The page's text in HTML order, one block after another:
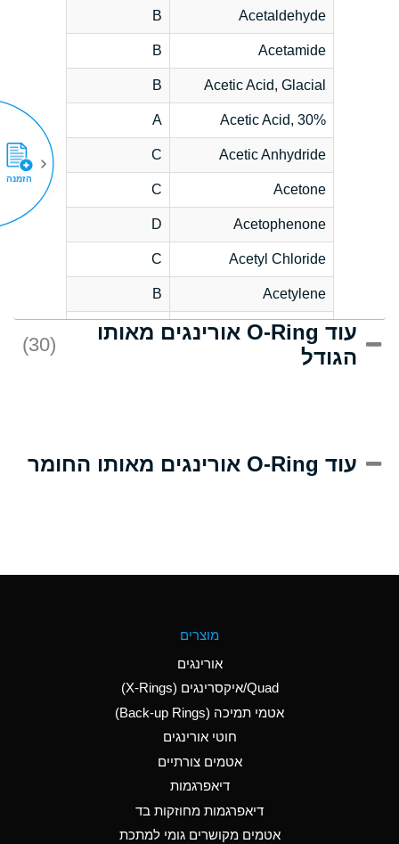
Acetaldehyde
B
Acetamide
B
Acetic Acid, Glacial
B
Acetic Acid, 30%
A
Acetic Anhydride
C
Acetone
C
Acetophenone
D
Acetyl Chloride
C
Acetylene
B
Acrlylonitrile
D
Adipic Acid
(Aqueous)
Aluminum Nitrate
(Aqueous)
Aluminum Phosphate
Ammonia Anhydrous
C
עוד O-Ring אורינגים מאותו
הגודל
(30)
עוד O-Ring אורינגים מאותו החומר
מוצרים
אורינגים
Quad/איקסרינגים (X-Rings)
אטמי תמיכה (Back-up Rings)
חוטי אורינגים
אטמים צורתיים
דיאפרגמות
דיאפרגמות מחוזקות בד
אטמים מקושרים גומי למתכת
הזמנה